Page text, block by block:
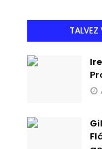
TALVEZ